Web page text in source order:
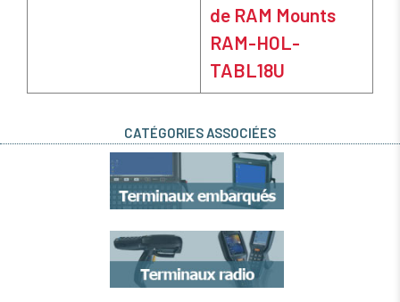
de RAM Mounts
RAM-HOL-
TABL18U
CATÉGORIES ASSOCIÉES